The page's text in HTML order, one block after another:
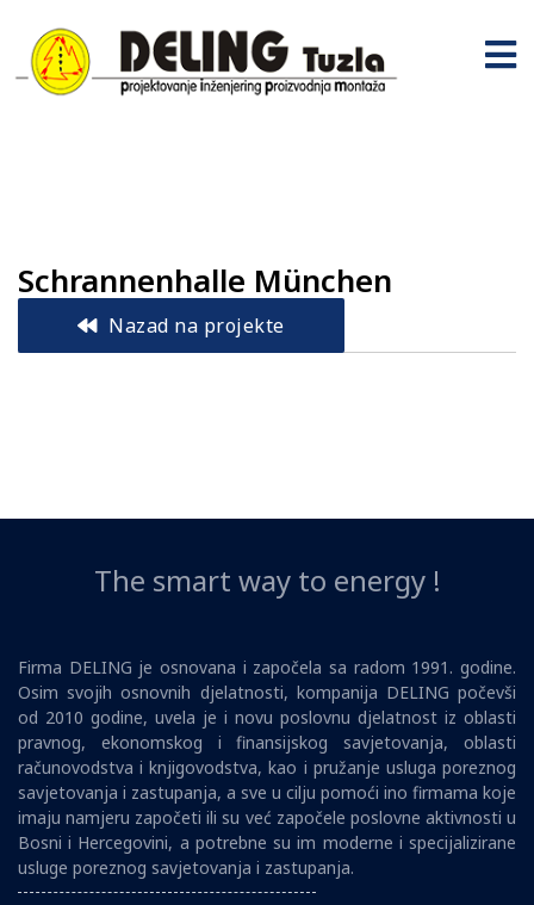
Schrannenhalle München
Nazad na projekte
The smart way to energy !
Firma DELING je osnovana i započela sa radom 1991. godine.
Osim svojih osnovnih djelatnosti, kompanija DELING počevši
od 2010 godine, uvela je i novu poslovnu djelatnost iz oblasti
pravnog, ekonomskog i finansijskog savjetovanja, oblasti
računovodstva i knjigovodstva, kao i pružanje usluga poreznog
savjetovanja i zastupanja, a sve u cilju pomoći ino firmama koje
imaju namjeru započeti ili su već započele poslovne aktivnosti u
Bosni i Hercegovini, a potrebne su im moderne i specijalizirane
usluge poreznog savjetovanja i zastupanja.